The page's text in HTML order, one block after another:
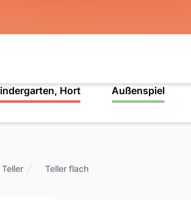
Hort Außenspiel
Teller Teller flach